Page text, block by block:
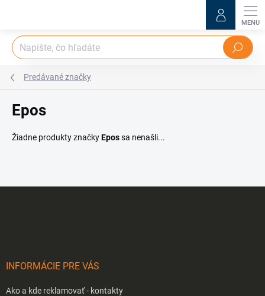
Hľadať
Predávané značky
Epos
Žiadne produkty značkyEpossa nenašli...
INFORMÁCIE PRE VÁS
Ako a kde reklamovať - kontakty